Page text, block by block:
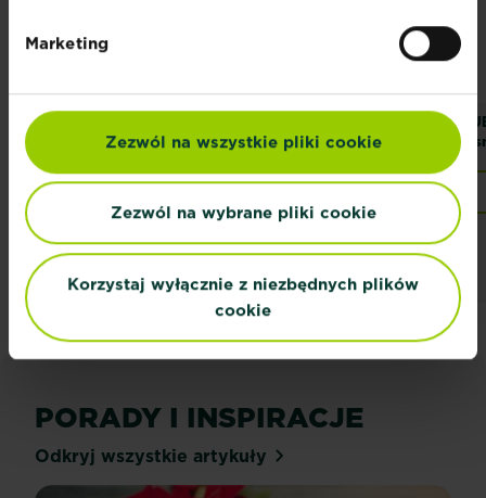
Marketing
Zezwól na wszystkie pliki cookie
Zezwól na wybrane pliki cookie
Korzystaj wyłącznie z niezbędnych plików
cookie
Nawóz do Iglaków
Magiczna Siła do
PORADY I INSPIRACJE
Odkryj wszystkie artykuły